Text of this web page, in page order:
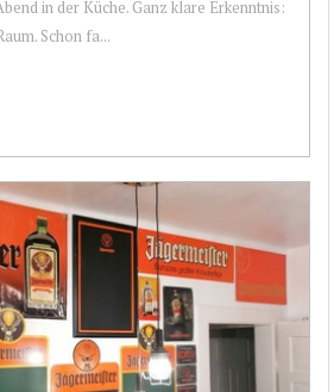
in der Küche. Ganz klare Erkenntnis:
Schon fa...